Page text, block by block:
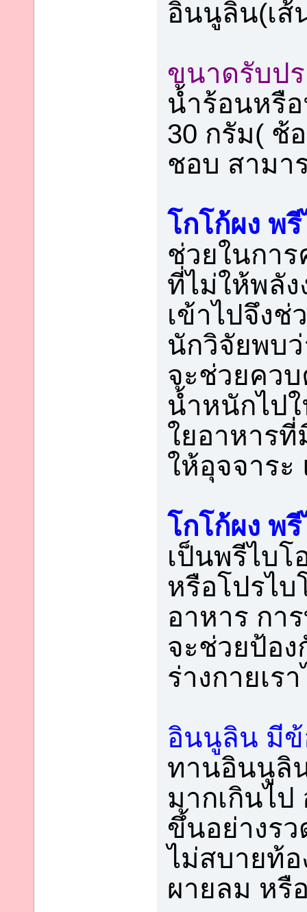
อินนูลิน(เส้
ขนาดรับป
น้ำร้อนหรื
30 กรัม( ช้
ชอบ สามา
โกโก้ผง พ
ช่วยในกา
ที่ไม่ให้พลั
เข้าไปจึง
นักวิจัยพบ
จะช่วยคว
น้ำหนักไป
ใยอาหาร
ให้อุจจาระ
โกโก้ผง พ
เป็นพรีไบโ
หรือโปรไบ
อาหาร กา
จะช่วยป้อ
ร่างกายเร
อินนูลิน มีข้
ทานอินนูลิ
มากเกินไป
ขึ้นอย่างรว
ไม่สบายท้อ
ผายลม หรื